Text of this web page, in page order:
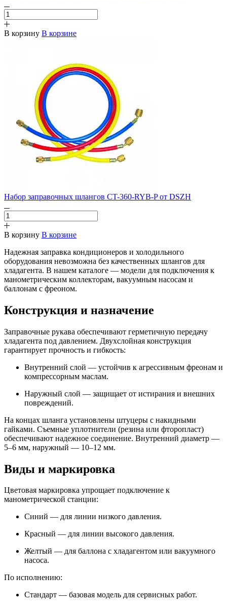
В корзину В корзине
Набор заправочных шлангов CT-360-RYB-P от DSZH
В корзину В корзине
Надежная заправка кондиционеров и холодильного
оборудования невозможна без качественных шлангов для
хладагента. В нашем каталоге — модели для подключения к
манометрическим коллекторам, вакуумным насосам и
баллонам с фреоном.
Конструкция и назначение
Заправочные рукава обеспечивают герметичную передачу
хладагента под давлением. Двухслойная конструкция
гарантирует прочность и гибкость:
Внутренний слой — устойчив к агрессивным фреонам и
компрессорным маслам.
Наружный слой — защищает от истирания и внешних
повреждений.
На концах шланга установлены штуцеры с накидными
гайками. Съемные уплотнители (резина или фторопласт)
обеспечивают надежное соединение. Внутренний диаметр —
5–6 мм, наружный — 10–12 мм.
Виды и маркировка
Цветовая маркировка упрощает подключение к
манометрической станции:
Синий — для линии низкого давления.
Красный — для линии высокого давления.
Желтый — для баллона с хладагентом или вакуумного
насоса.
По исполнению:
Стандарт — базовая модель для сервисных работ.